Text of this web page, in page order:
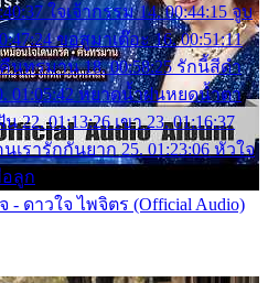
ใจเจ้ากรรม 14. 00:44:15 จูบ
ขอสูมาเต๊อะ 16. 00:51:11
นทรมาน 18. 00:58:25 รักนี้สีดำ
01:05:42 หยาดน้ำฝนหยดน้ำตา
22. 01:13:26 เขา 23. 01:16:37
เรารักกันยาก 25. 01:23:06 หัวใจ
อลูก
- ดาวใจ ไพจิตร (Official Audio)